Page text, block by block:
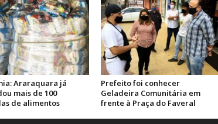
Araraquara já
mais de 100
de alimentos
Prefeito foi conhecer
Geladeira Comunitária em
frente à Praça do Faveral